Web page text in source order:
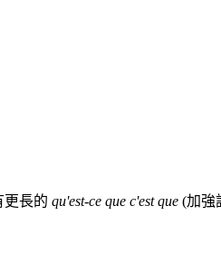
更長的 qu'est-ce que c'est que (加強